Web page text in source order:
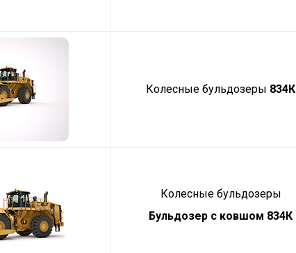
Колесные бульдозеры 834К
Колесные бульдозеры
Бульдозер с ковшом 834К